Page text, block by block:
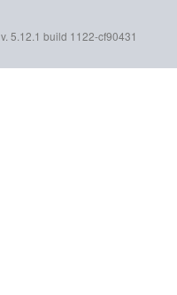
v. 5.12.1 build 1122-cf90431